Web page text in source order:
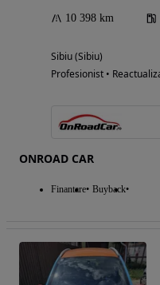
10 398 km
Sibiu (Sibiu)
Profesionist •
ONROAD CAR
Finantare Buyback